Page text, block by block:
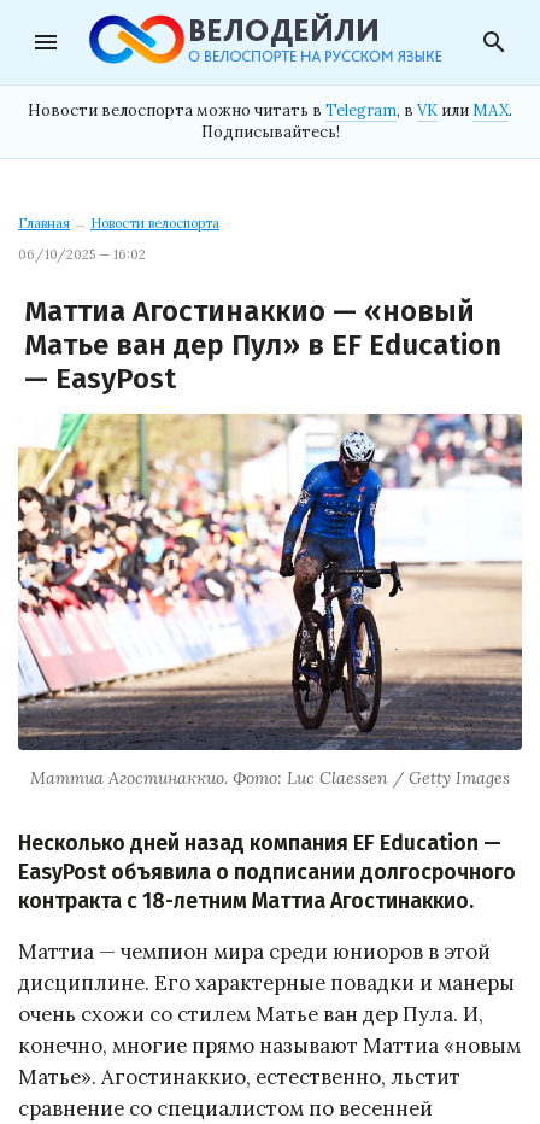
menu search
Новости велоспорта можно читать в Telegram, в VK илиMAX.
Подписывайтесь!
Главная → Новости велоспорта
06/10/2025 — 16:02
Маттиа Агостинаккио — «новый
Матье ван дер Пул» в EF Education
— EasyPost
Маттиа Агостинаккио. Фото: Luc Claessen / Getty Images
Несколько дней назад компания EF Education —
EasyPost объявила о подписании долгосрочного
контракта с 18-летним Маттиа Агостинаккио.
Маттиа — чемпион мира среди юниоров в этой
дисциплине. Его характерные повадки и манеры
очень схожи со стилем Матье ван дер Пула. И,
конечно, многие прямо называют Маттиа «новым
Матье». Агостинаккио, естественно, льстит
сравнение со специалистом по весенней